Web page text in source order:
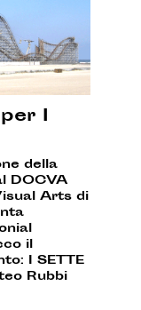
I
della
DOCVA
Arts di
il
I SETTE
Rubbi